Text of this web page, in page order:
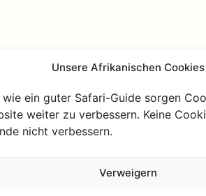
Unsere Afrikanischen Cookies
ein guter Safari-Guide sorgen
weiter zu verbessern. Keine
nicht verbessern.
Verweigern
Infos?